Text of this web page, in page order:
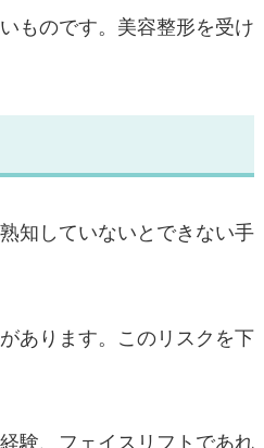
ものです。美容整形を受け
知していないとできない手
あります。このリスクを下
験、フェイスリフトであれ